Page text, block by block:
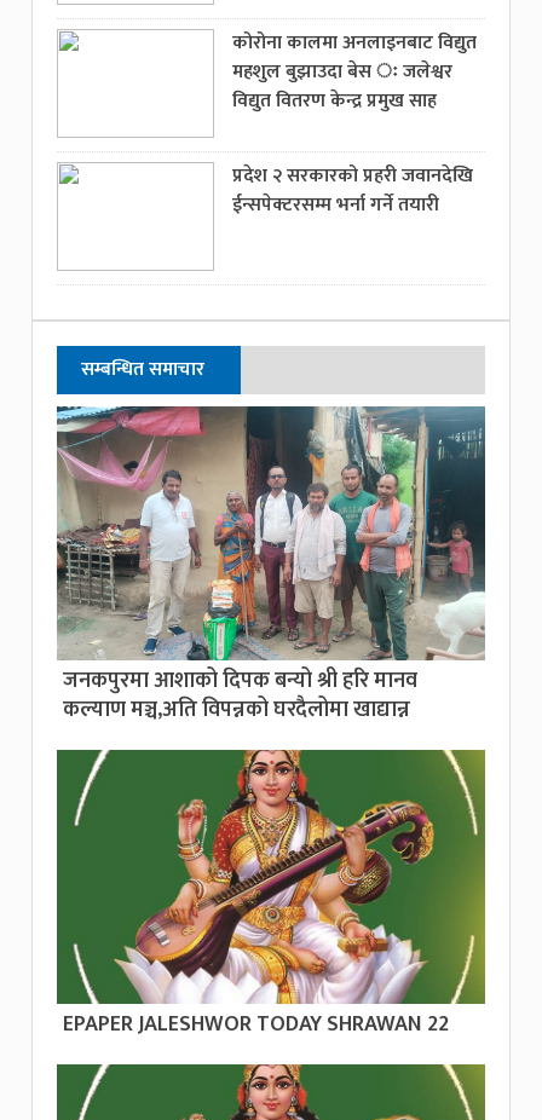
कोरोना कालमा अनलाइनबाट विद्युत
महशुल बुझाउदा बेस ः जलेश्वर
विद्युत वितरण केन्द्र प्रमुख साह
प्रदेश २ सरकारको प्रहरी जवानदेखि
ईन्सपेक्टरसम्म भर्ना गर्ने तयारी
सम्बन्धित समाचार
जनकपुरमा आशाको दिपक बन्यो श्री हरि मानव
कल्याण मञ्च,अति विपन्नको घरदैलोमा खाद्यान्न
EPAPER JALESHWOR TODAY SHRAWAN 22